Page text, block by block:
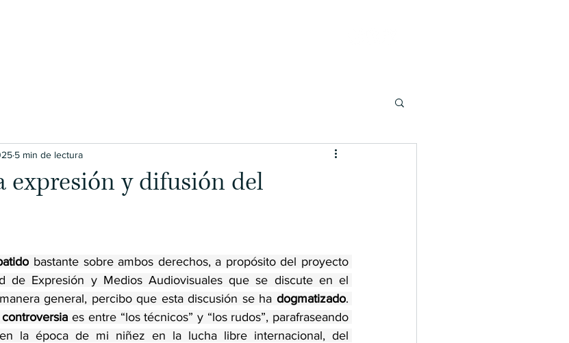
expresión y difusión del
5 min de lectura
bastante sobre ambos derechos, a propósito del proyecto
de Expresión y Medios Audiovisuales que se discute en el
general, percibo que esta discusión se ha dogmatizado.
controversia es entre “los técnicos” y “los rudos”, parafraseando
la época de mi niñez en la lucha libre internacional, del